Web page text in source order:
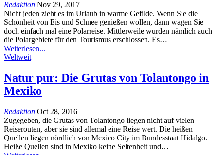
Redaktion Nov 29, 2017
Nicht jeden zieht es im Urlaub in warme Gefilde. Wenn Sie die
Schönheit von Eis und Schnee genießen wollen, dann wagen Sie
doch einfach mal eine Polarreise. Mittlerweile wurden nämlich auch
die Polargebiete für den Tourismus erschlossen. Es…
Weiterlesen...
Weltweit
Natur pur: Die Grutas von Tolantongo in
Mexiko
Redaktion Oct 28, 2016
Zugegeben, die Grutas von Tolantongo liegen nicht auf vielen
Reiserouten, aber sie sind allemal eine Reise wert. Die heißen
Quellen liegen nördlich von Mexico City im Bundesstaat Hidalgo.
Heiße Quellen sind in Mexiko keine Seltenheit und…